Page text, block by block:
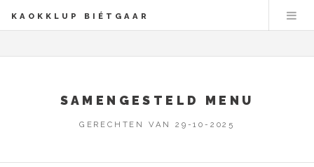
KAOKKLUP BIÉTGAAR
SAMENGESTELD MENU
GERECHTEN VAN 29-10-2025